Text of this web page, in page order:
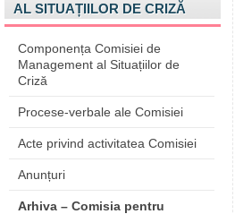
AL SITUAȚIILOR DE CRIZĂ
Componența Comisiei de
Management al Situațiilor de
Criză
Procese-verbale ale Comisiei
Acte privind activitatea Comisiei
Anunțuri
Arhiva – Comisia pentru